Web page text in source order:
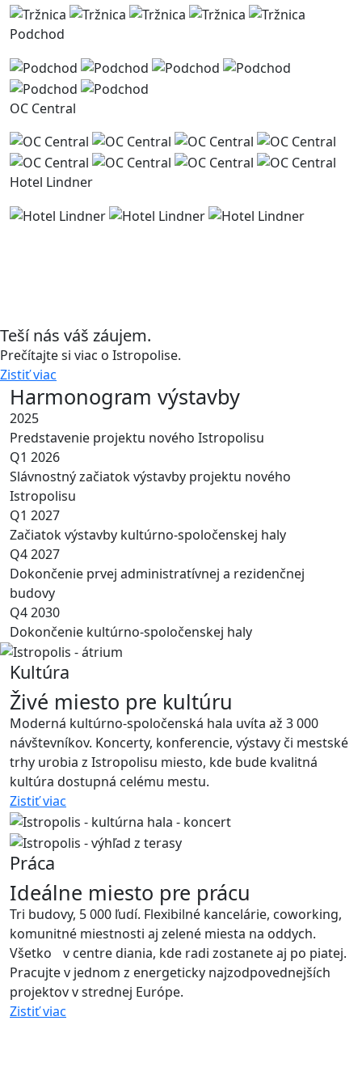
Podchod
OC Central
Hotel Lindner
Teší nás váš záujem.
Prečítajte si viac o Istropolise.
Zistiť viac
Harmonogram výstavby
2025
Predstavenie projektu nového Istropolisu
Q1 2026
Slávnostný začiatok výstavby projektu nového
Istropolisu
Q1 2027
Začiatok výstavby kultúrno-spoločenskej haly
Q4 2027
Dokončenie prvej administratívnej a rezidenčnej
budovy
Q4 2030
Dokončenie kultúrno-spoločenskej haly
Kultúra
Živé miesto pre kultúru
Moderná kultúrno-spoločenská hala uvíta až 3 000
návštevníkov. Koncerty, konferencie, výstavy či mestské
trhy urobia z Istropolisu miesto, kde bude kvalitná
kultúra dostupná celému mestu.
Zistiť viac
Práca
Ideálne miesto pre prácu
Tri budovy, 5 000 ľudí. Flexibilné kancelárie, coworking,
komunitné miestnosti aj zelené miesta na oddych.
Všetko v centre diania, kde radi zostanete aj po piatej.
Pracujte v jednom z energeticky najzodpovednejších
projektov v strednej Európe.
Zistiť viac